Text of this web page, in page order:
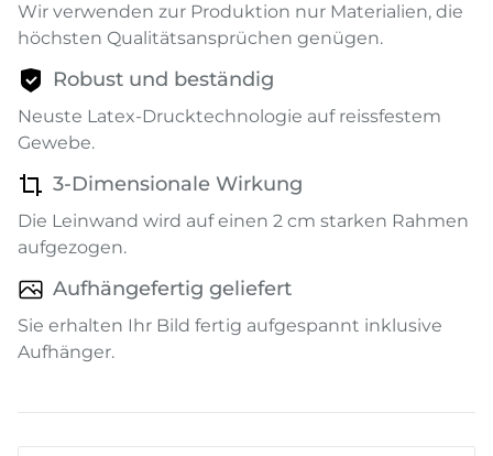
Wir verwenden zur Produktion nur Materialien, die
höchsten Qualitätsansprüchen genügen.
Robust und beständig
Neuste Latex-Drucktechnologie auf reissfestem
Gewebe.
3-Dimensionale Wirkung
Die Leinwand wird auf einen 2 cm starken Rahmen
aufgezogen.
Aufhängefertig geliefert
Sie erhalten Ihr Bild fertig aufgespannt inklusive
Aufhänger.